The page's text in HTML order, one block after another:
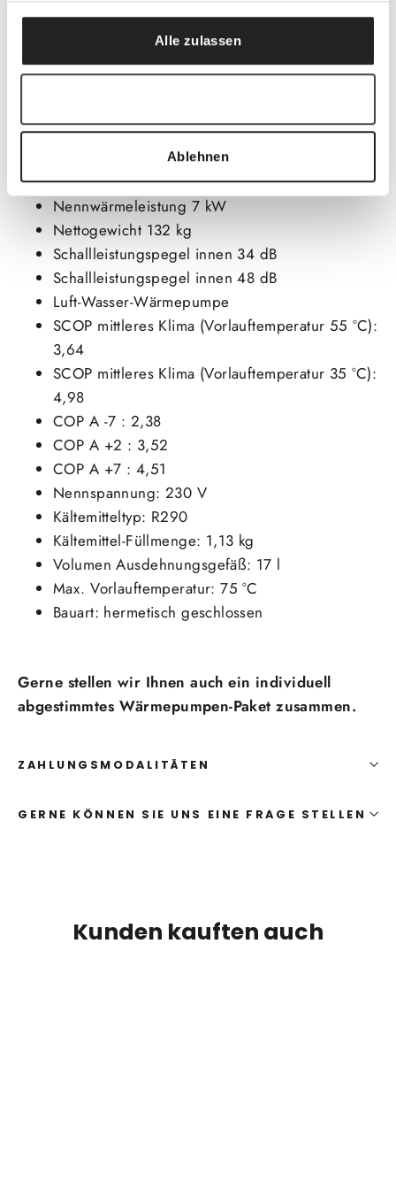
Alle zulassen
Ablehnen
Brauchwasserfühler sind im Paket alle wichtigen
Komponenten enthalten.
Technische Daten Wärmepumpe:
Baureihe: WLW176i2-7 MBB AR E
Nennwärmeleistung 7 kW
Nettogewicht 132 kg
Schallleistungspegel innen 34 dB
Schallleistungspegel innen 48 dB
Luft-Wasser-Wärmepumpe
SCOP mittleres Klima (Vorlauftemperatur 55 °C):
3,64
SCOP mittleres Klima (Vorlauftemperatur 35 °C):
4,98
COP A -7 : 2,38
COP A +2 : 3,52
COP A +7 : 4,51
Nennspannung: 230 V
Kältemitteltyp: R290
Kältemittel-Füllmenge: 1,13 kg
Volumen Ausdehnungsgefäß: 17 l
Max. Vorlauftemperatur: 75 °C
Bauart: hermetisch geschlossen
Gerne stellen wir Ihnen auch ein individuell
abgestimmtes Wärmepumpen-Paket zusammen.
ZAHLUNGSMODALITÄTEN
GERNE KÖNNEN SIE UNS EINE FRAGE STELLEN
Kunden kauften auch